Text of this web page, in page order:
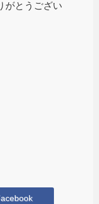
がとうござい